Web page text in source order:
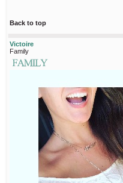
Back to top
Victoire
Family